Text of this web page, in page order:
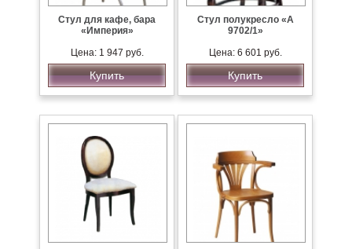
Стул для кафе, бара
«Империя»
Цена: 1 947 руб.
Купить
Стул полукресло «А
9702/1»
Цена: 6 601 руб.
Купить